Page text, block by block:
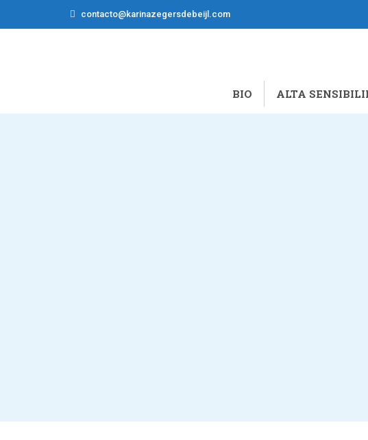
contacto@karinazegersdebeijl.com
BIO ALTA